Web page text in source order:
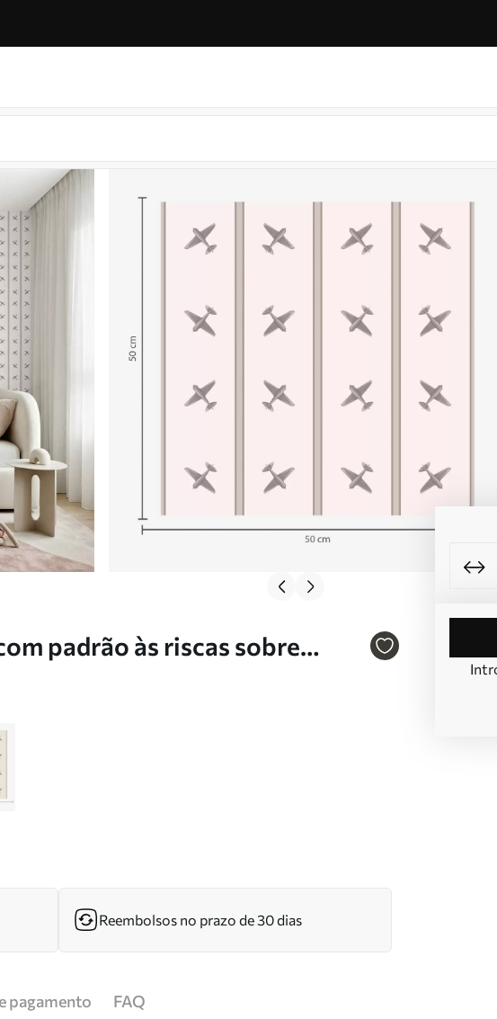
padrão às riscas sobre
Reembolsos no prazo de 30 dias
pagamento FAQ